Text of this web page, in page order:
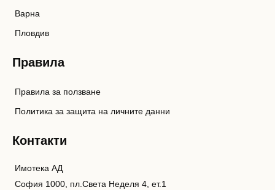
Варна
Пловдив
Правила
Правила за ползване
Политика за защита на личните данни
Контакти
Имотека АД
София 1000, пл.Света Неделя 4, ет.1